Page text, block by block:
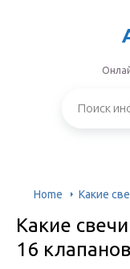
Home Какие
Какие
16 клапанов